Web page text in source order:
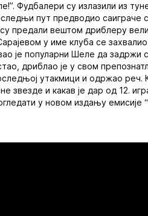
Фудбалери су излазили из
пут предводио саиграче
су предали вештом дриблеру
у име клуба се
је популарни Шеле да задржи
дриблао је у свом
утакмици и одржао реч.
и какав је дар од 12.
у новом издању емисије